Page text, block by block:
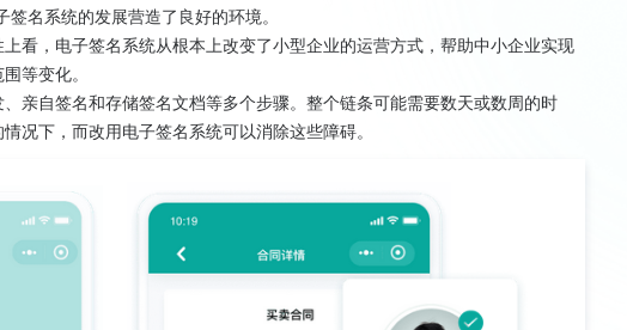
名系统的发展营造了良好的环境。
看，电子签名系统从根本上改变了小型企业的运营方式，帮助中小企业实现
等变化。
亲自签名和存储签名文档等多个步骤。整个链条可能需要数天或数周的时
况下，而改用电子签名系统可以消除这些障碍。